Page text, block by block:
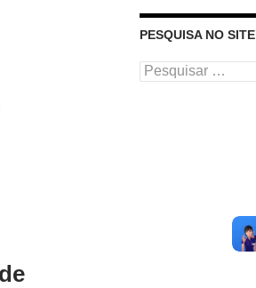
PESQUISA NO
Pesquisar
por: